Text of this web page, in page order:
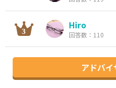
Hiro
回答数：110
アドバ